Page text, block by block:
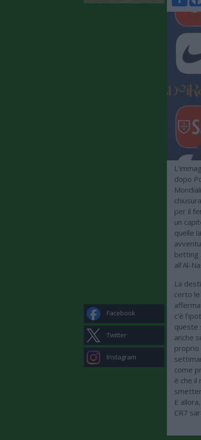
Facebook
Twitter
Instagram
dopo
per il
un
quelle
betting
all’Al-
La
certo
c’è
queste
anche
proprio
come
è che il
E
CR7